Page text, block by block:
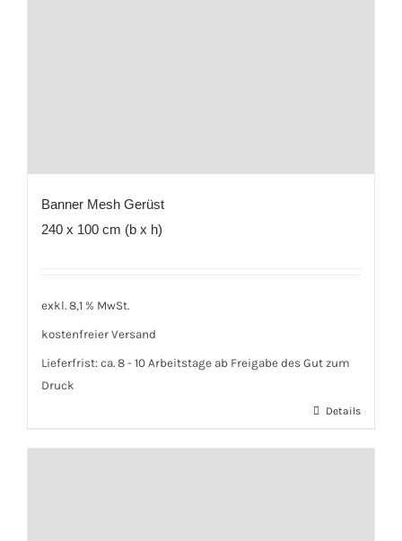
Banner Mesh Gerüst
240 x 100 cm (b x h)
exkl. 8,1 % MwSt.
kostenfreier Versand
Lieferfrist: ca. 8 - 10 Arbeitstage ab Freigabe des Gut zum
Druck
Details